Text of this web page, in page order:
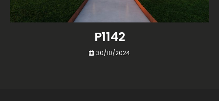
P1142
30/10/2024